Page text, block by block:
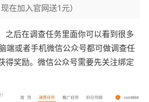
在加入官网送1元）
之后在调查任务里面你可以看到很多
端或者手机微信公众号都可做调查任
得奖励。微信公众号需要先关注绑定